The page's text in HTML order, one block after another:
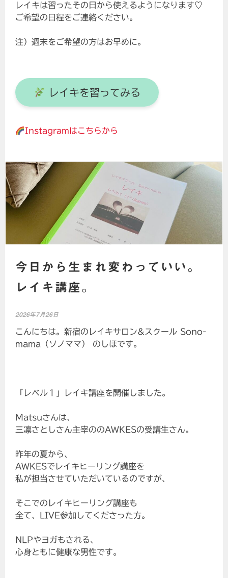
レイキは習ったその日から使えるようになります♡
ご希望の日程をご連絡ください。
注）週末をご希望の方はお早めに。
レイキを習ってみる
Instagramはこちらから
今日から生まれ変わっていい。
レイキ講座。
2026年7月26日
こんにちは。新宿のレイキサロン&スクール Sono-
mama（ソノママ） のしほです。
「レベル１」レイキ講座を開催しました。
Matsuさんは、
三凛さとしさん主宰ののAWKESの受講生さん。
昨年の夏から、
AWKESでレイキヒーリング講座を
私が担当させていただいているのですが、
そこでのレイキヒーリング講座も
全て、LIVE参加してくださった方。
NLPやヨガもされる、
心身ともに健康な男性です。